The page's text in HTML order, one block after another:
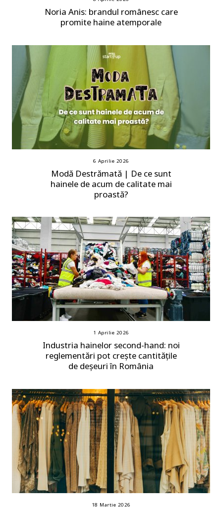
Noria Anis: brandul românesc care
promite haine atemporale
6 Aprilie 2026
Modă Destrămată | De ce sunt
hainele de acum de calitate mai
proastă?
1 Aprilie 2026
Industria hainelor second-hand: noi
reglementări pot crește cantitățile
de deșeuri în România
18 Martie 2026